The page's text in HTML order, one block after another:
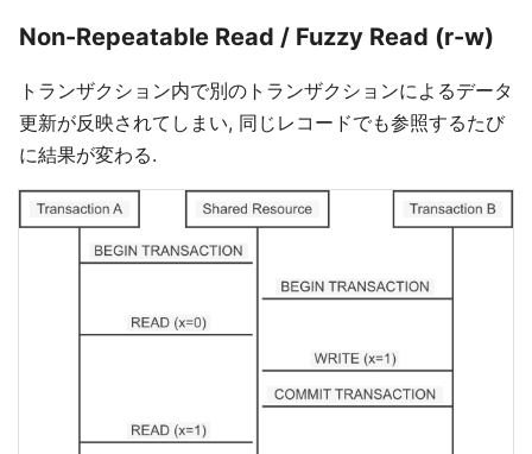
Non-Repeatable Read / Fuzzy Read (r-w)
トランザクション内で別のトランザクションによるデータ
更新が反映されてしまい, 同じレコードでも参照するたび
に結果が変わる.